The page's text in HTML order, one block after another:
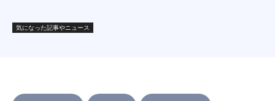
気になった記事やニュース